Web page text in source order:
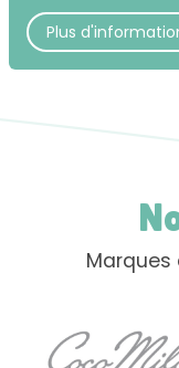
Plus
Marques